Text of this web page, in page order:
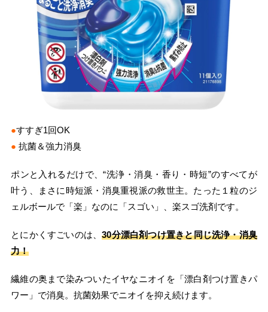
●すすぎ1回OK
● 抗菌＆強力消臭
ポンと入れるだけで、“洗浄・消臭・香り・時短”のすべてが
叶う、まさに時短派・消臭重視派の救世主。たった１粒のジ
ェルボールで「楽」なのに「スゴい」、楽スゴ洗剤です。
とにかくすごいのは、30分漂白剤つけ置きと同じ洗浄・消臭
力！
繊維の奥まで染みついたイヤなニオイを「漂白剤つけ置きパ
ワー」で消臭。抗菌効果でニオイを抑え続けます。